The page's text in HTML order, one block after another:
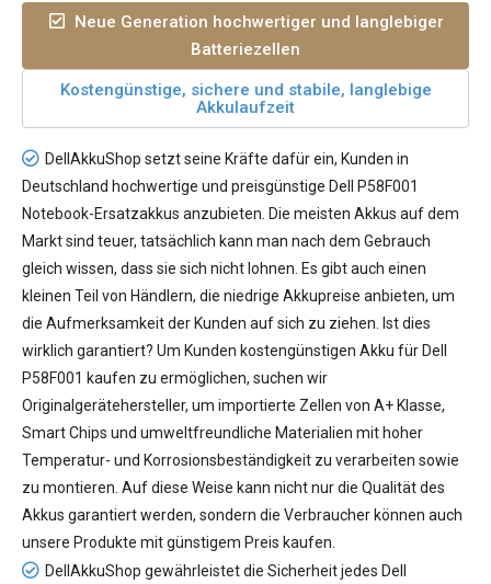
Neue Generation hochwertiger und langlebiger
Batteriezellen
Kostengünstige, sichere und stabile, langlebige
Akkulaufzeit
DellAkkuShop setzt seine Kräfte dafür ein, Kunden in
Deutschland hochwertige und preisgünstige Dell P58F001
Notebook-Ersatzakkus anzubieten. Die meisten Akkus auf dem
Markt sind teuer, tatsächlich kann man nach dem Gebrauch
gleich wissen, dass sie sich nicht lohnen. Es gibt auch einen
kleinen Teil von Händlern, die niedrige Akkupreise anbieten, um
die Aufmerksamkeit der Kunden auf sich zu ziehen. Ist dies
wirklich garantiert? Um Kunden kostengünstigen Akku für Dell
P58F001 kaufen zu ermöglichen, suchen wir
Originalgerätehersteller, um importierte Zellen von A+ Klasse,
Smart Chips und umweltfreundliche Materialien mit hoher
Temperatur- und Korrosionsbeständigkeit zu verarbeiten sowie
zu montieren. Auf diese Weise kann nicht nur die Qualität des
Akkus garantiert werden, sondern die Verbraucher können auch
unsere Produkte mit günstigem Preis kaufen.
DellAkkuShop gewährleistet die Sicherheit jedes Dell